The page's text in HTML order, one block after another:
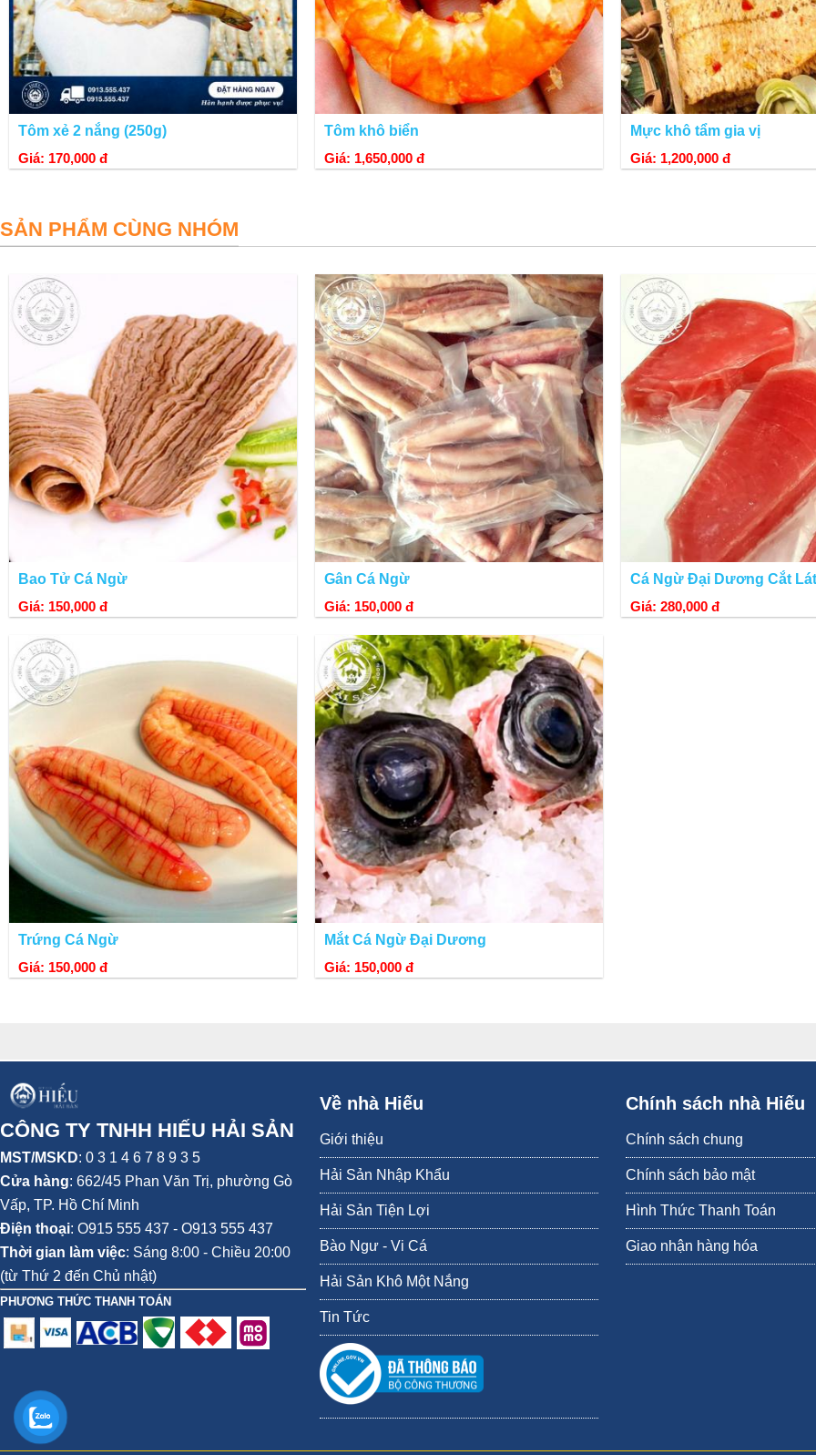
Cận cảnh chế biến chả mực giã tay tại Quảng Ninh
Chả mực được chiên vàng màu sắc rất bắt mắt
- Nhắc đến chả mực Hạ Long, không chỉ người dân Quảng Ninh mà người dân các tỉnh thành khác hay bạn bè quốc tế đều sẽ nhớ mãi hương vị
để thưởng thức món
Click " chuột sẽ được chúng tôi giao hàng
- Chả mực làm quà biếu hoặc dự trữ làm thức ăn rất tiện nhé cả nhà. Một vài món ngon từ chả mực: chả mực chiên với dầu là ngon nhất, hoặc
Tôm xẻ 2 nắng (250g)
Giá: 170,000 đ
Tôm khô biển
Giá: 1,650,000 đ
Mực khô tẩm gia vị
Giá: 1,200,000 đ
SẢN PHẨM CÙNG NHÓM
Bao Tử Cá Ngừ
Giá: 150,000 đ
Gân Cá Ngừ
Giá: 150,000 đ
Cá Ngừ Đại Dương Cắt
Giá: 280,000 đ
Trứng Cá Ngừ
Giá: 150,000 đ
Mắt Cá Ngừ Đại Dương
Giá: 150,000 đ
CÔNG TY TNHH HIẾU HẢI SẢN
MST/MSKD: 0 3 1 4 6 7 8 9 3 5
Cửa hàng: 662/45 Phan Văn Trị, phường Gò
Vấp, TP. Hồ Chí Minh
Điện thoại: O915 555 437 - O913 555 437
Thời gian làm việc: Sáng 8:00 - Chiều 20:00
(từ Thứ 2 đến Chủ nhật)
PHƯƠNG THỨC THANH TOÁN
Về nhà Hiếu
Giới thiệu
Hải Sản Nhập Khẩu
Hải Sản Tiện Lợi
Bào Ngư - Vi Cá
Hải Sản Khô Một Nắng
Tin Tức
Chính sách nhà Hiếu
Chính sách chung
Chính sách bảo mật
Hình Thức Thanh Toán
Giao nhận hàng hóa